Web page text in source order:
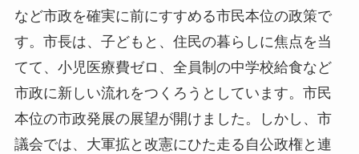
など市政を確実に前にすすめる市民本位の政策で
す。市長は、子どもと、住民の暮らしに焦点を当
てて、小児医療費ゼロ、全員制の中学校給食など
市政に新しい流れをつくろうとしています。市民
本位の市政発展の展望が開けました。しかし、市
議会では、大軍拡と改憲にひた走る自公政権と連